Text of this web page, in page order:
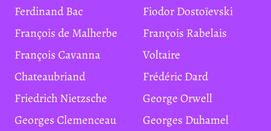
Ferdinand Bac
Fiodor Dostoïevski
François de Malherbe
François Rabelais
François Cavanna
Voltaire
Chateaubriand
Frédéric Dard
Friedrich Nietzsche
George Orwell
Georges Clemenceau
Georges Duhamel